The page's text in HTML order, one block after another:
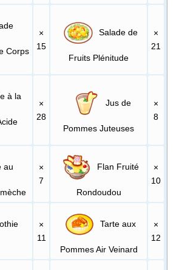
Corps
×
15
Salade de
Fruits Plénitude
×
21
à la
×
28
Jus de
Pommes Juteuses
×
8
au
×
7
Flan Fruité
Rondoudou
×
10
×
11
Tarte aux
Pommes Air Veinard
×
12